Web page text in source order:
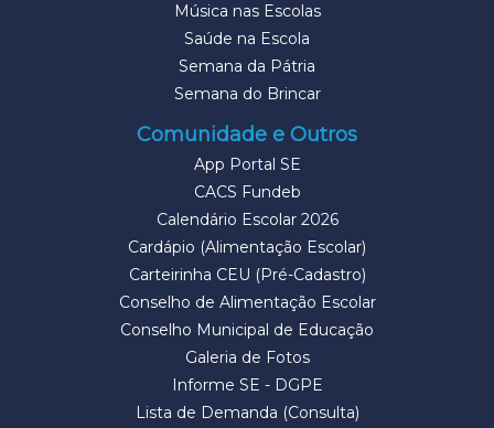
Música nas Escolas
Saúde na Escola
Semana da Pátria
Semana do Brincar
Comunidade e Outros
App Portal SE
CACS Fundeb
Calendário Escolar 2026
Cardápio (Alimentação Escolar)
Carteirinha CEU (Pré-Cadastro)
Conselho de Alimentação Escolar
Conselho Municipal de Educação
Galeria de Fotos
Informe SE - DGPE
Lista de Demanda (Consulta)